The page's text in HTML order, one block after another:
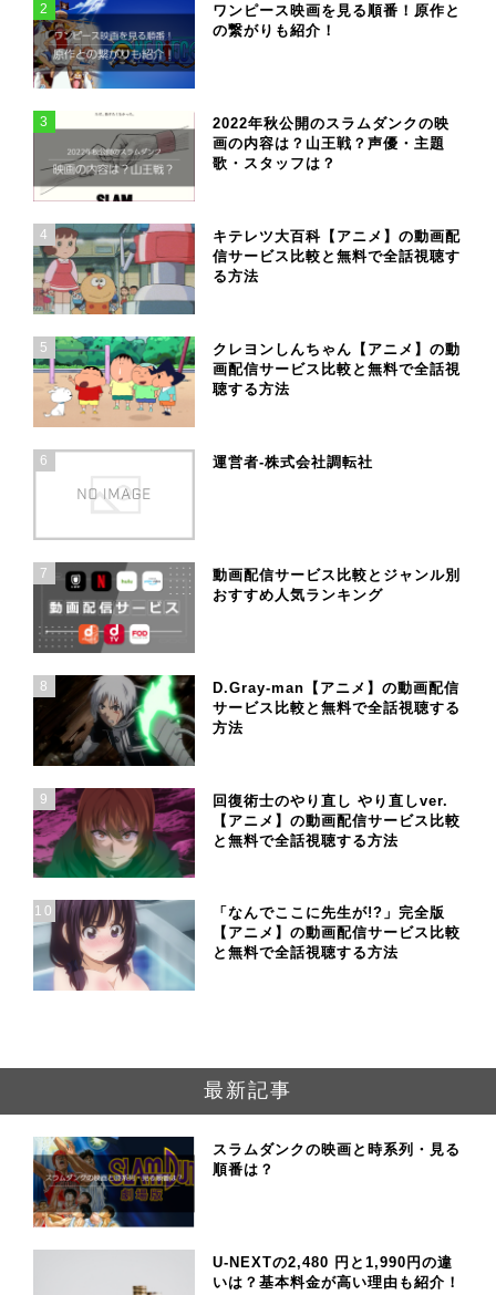
2
ワンピース映画を見る順番！原作と
の繋がりも紹介！
3
2022年秋公開のスラムダンクの映
画の内容は？山王戦？声優・主題
歌・スタッフは？
4
キテレツ大百科【アニメ】の動画配
信サービス比較と無料で全話視聴す
る方法
5
クレヨンしんちゃん【アニメ】の動
画配信サービス比較と無料で全話視
聴する方法
6 運営者-株式会社調転社
7
動画配信サービス比較とジャンル別
おすすめ人気ランキング
8
D.Gray-man【アニメ】の動画配信
サービス比較と無料で全話視聴する
方法
9
回復術士のやり直し やり直しver.
【アニメ】の動画配信サービス比較
と無料で全話視聴する方法
10
「なんでここに先生が!?」完全版
【アニメ】の動画配信サービス比較
と無料で全話視聴する方法
最新記事
スラムダンクの映画と時系列・見る
順番は？
U-NEXTの2,480 円と1,990円の違
いは？基本料金が高い理由も紹介！